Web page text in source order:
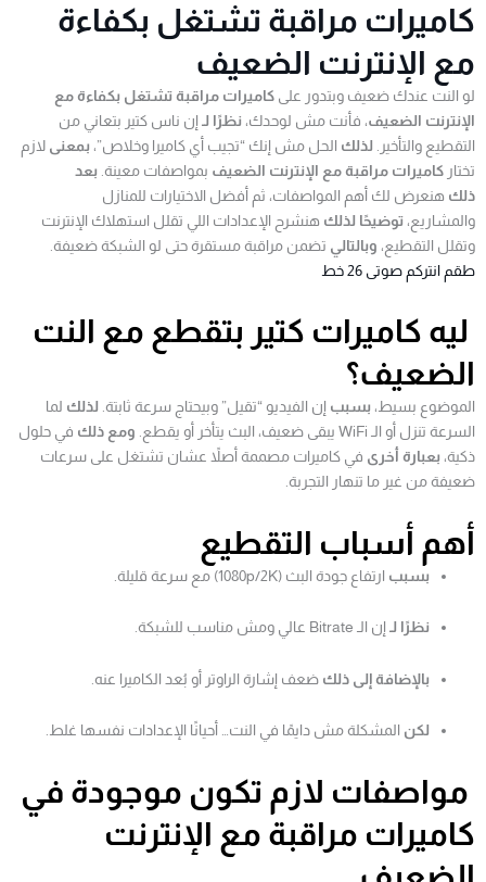
كاميرات مراقبة تشتغل بكفاءة
مع الإنترنت الضعيف
لو النت عندك ضعيف وبتدور على كاميرات مراقبة تشتغل بكفاءة مع
الإنترنت الضعيف، فأنت مش لوحدك، نظرًا لـ إن ناس كتير بتعاني من
التقطيع والتأخير. لذلك الحل مش إنك “تجيب أي كاميرا وخلاص”، بمعنى لازم
تختار كاميرات مراقبة مع الإنترنت الضعيف بمواصفات معينة. بعد
ذلك هنعرض لك أهم المواصفات، ثم أفضل الاختيارات للمنازل
والمشاريع، توضيحًا لذلك هنشرح الإعدادات اللي تقلل استهلاك الإنترنت
وتقلل التقطيع، وبالتالي تضمن مراقبة مستقرة حتى لو الشبكة ضعيفة.
طقم انتركم صوتى 26 خط
ليه كاميرات كتير بتقطع مع النت
الضعيف؟
الموضوع بسيط، بسبب إن الفيديو “تقيل” وبيحتاج سرعة ثابتة. لذلك لما
السرعة تنزل أو الـ WiFi يبقى ضعيف، البث يتأخر أو يقطع.
ومع ذلك في حلول
ذكية، بعبارة أخرى في كاميرات مصممة أصلاً عشان تشتغل على سرعات
ضعيفة من غير ما تنهار التجربة.
أهم أسباب التقطيع
بسبب ارتفاع جودة البث (1080p/2K) مع سرعة قليلة.
نظرًا لـ إن الـ Bitrate عالي ومش مناسب للشبكة.
بالإضافة إلى ذلك ضعف إشارة الراوتر أو بُعد الكاميرا عنه.
لكن المشكلة مش دايمًا في النت… أحيانًا الإعدادات نفسها غلط.
مواصفات لازم تكون موجودة في
كاميرات مراقبة مع الإنترنت